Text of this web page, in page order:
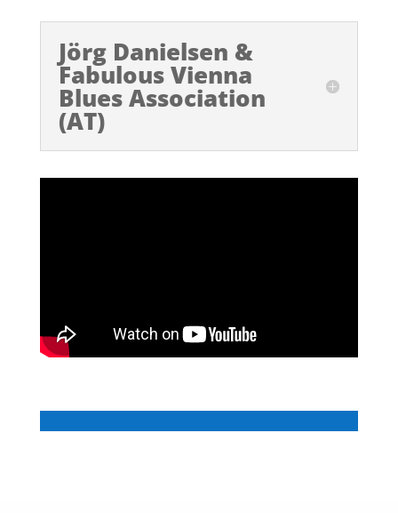
Jörg Danielsen &
Fabulous Vienna
Blues Association
(AT)